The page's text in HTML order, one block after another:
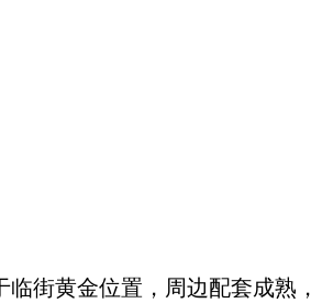
街黄金位置，周边配套成熟